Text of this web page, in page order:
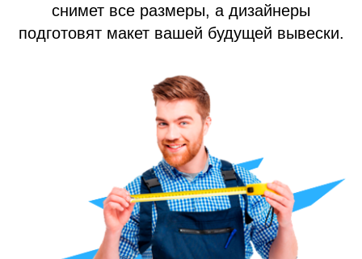
снимет все размеры, а дизайнеры
подготовят макет вашей будущей вывески.